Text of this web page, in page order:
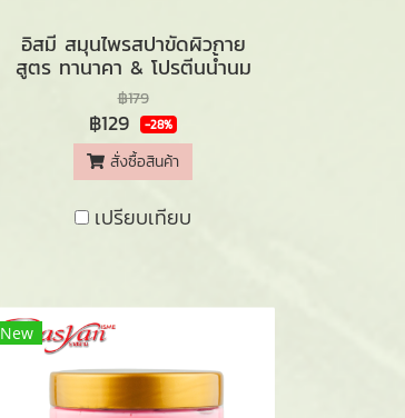
อิสมี สมุนไพรสปาขัดผิวกาย
สูตร ทานาคา & โปรตีนน้ำนม
฿179
฿129 -28%
สั่งซื้อสินค้า
เปรียบเทียบ
New